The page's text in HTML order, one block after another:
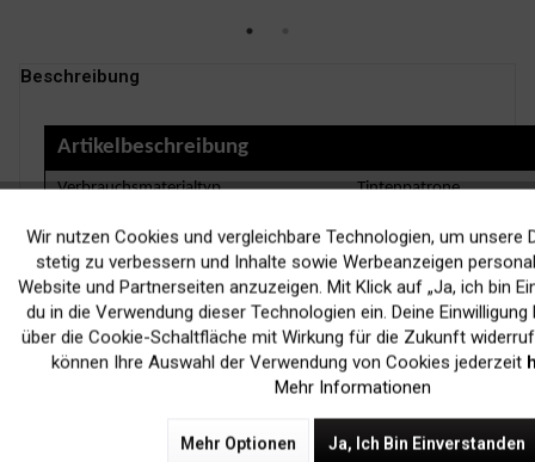
Beschreibung
Artikelbeschreibung
Verbrauchsmaterialtyp Tintenpatrone
Drucktechnologie Tintenstrahl
Farbe Black
Enthaltene Anz. 1er-Pack
Kapazität Bis zu 175 Seiten bei 5%
Funktionale
Marketing
Wir nutzen Cookies und vergleichbare Technologien, um unsere
stetig zu verbessern und Inhalte sowie Werbeanzeigen
Website und Partnerseiten anzuzeigen. Mit Klick auf „Ja, ich bin
du in die Verwendung dieser Technologien ein. Deine
über die Cookie-Schaltfläche mit Wirkung für die Zukunft
können Ihre Auswahl der Verwendung von Cookies jederzeit
Mehr Informationen
Mehr Optionen Ja, Ich Bin Einverstanden